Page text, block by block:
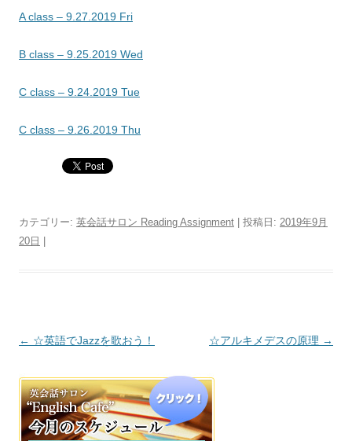
A class – 9.27.2019 Fri
B class – 9.25.2019 Wed
C class – 9.24.2019 Tue
C class – 9.26.2019 Thu
カテゴリー: 英会話サロン Reading Assignment | 投稿日: 2019年9月
20日
投稿ナビゲーション
← ☆英語でJazzを歌おう！ ☆アルキメデスの原理 →